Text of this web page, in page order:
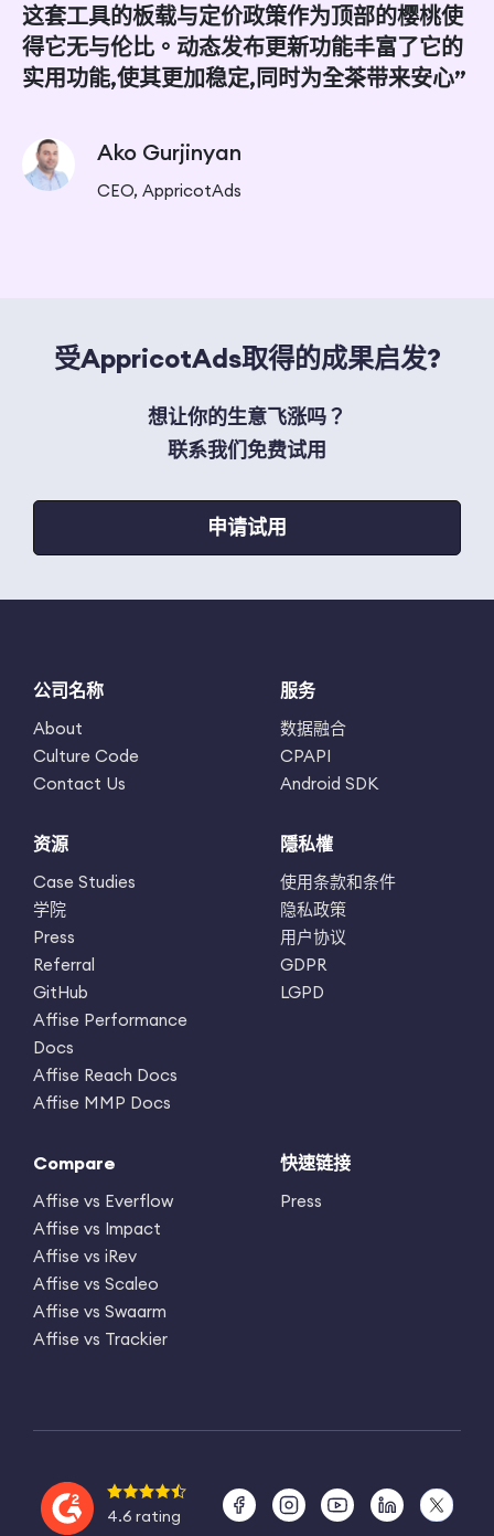
这套工具的板载与定价政策作为顶部的樱桃使
得它无与伦比。动态发布更新功能丰富了它的
实用功能,使其更加稳定,同时为全茶带来安心”
Ako Gurjinyan
CEO, AppricotAds
受AppricotAds取得的成果启发?
想让你的生意飞涨吗？
联系我们免费试用
申请试用
公司名称
About
Culture Code
Contact Us
服务
数据融合
CPAPI
Android SDK
资源
Case Studies
学院
Press
Referral
GitHub
Affise Performance
Docs
Affise Reach Docs
Affise MMP Docs
隱私權
使用条款和条件
隐私政策
用户协议
GDPR
LGPD
Compare
Affise vs Everflow
Affise vs Impact
Affise vs iRev
Affise vs Scaleo
Affise vs Swaarm
Affise vs Trackier
快速链接
Press
4.6 rating